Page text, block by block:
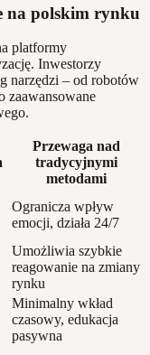
na polskim rynku
platformy
Inwestorzy
narzędzi – od robotów
zaawansowane
Przewaga nad
tradycyjnymi
metodami
Ogranicza wpływ
emocji, działa 24/7
Umożliwia szybkie
reagowanie na zmiany
rynku
Minimalny wkład
czasowy, edukacja
pasywna